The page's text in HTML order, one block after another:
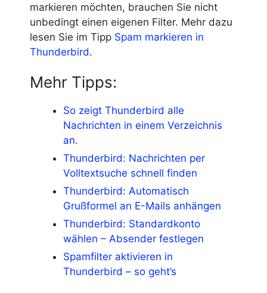
markieren möchten, brauchen Sie nicht
unbedingt einen eigenen Filter. Mehr dazu
lesen Sie im Tipp Spam markieren in
Thunderbird.
Mehr Tipps:
So zeigt Thunderbird alle
Nachrichten in einem Verzeichnis
an.
Thunderbird: Nachrichten per
Volltextsuche schnell finden
Thunderbird: Automatisch
Grußformel an E-Mails anhängen
Thunderbird: Standardkonto
wählen – Absender festlegen
Spamfilter aktivieren in
Thunderbird – so geht’s